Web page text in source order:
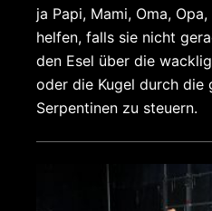
ja Papi, Mami, Oma,
helfen, falls sie nicht
den Esel über die
oder die Kugel durch die
Serpentinen zu steuern.